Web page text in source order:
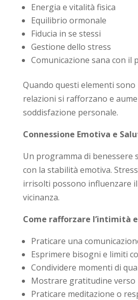
Energia e vitalità fisica
Equilibrio ormonale
Fiducia in se stessi
Gestione dello stress
Comunicazione sana con il
Quando questi elementi
relazioni si rafforzano e
soddisfazione personale.
Connessione Emotiva e
Un programma di benessere
con la stabilità emotiva.
irrisolti possono influenzare
vicinanza.
Come rafforzare l’intimità
Praticare una
Esprimere bisogni e limiti
Condividere momenti di
Mostrare gratitudine
Praticare meditazione o